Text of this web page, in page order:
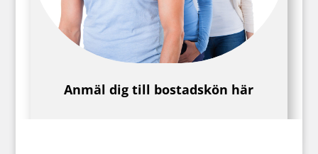
Anmäl dig till bostadskön här